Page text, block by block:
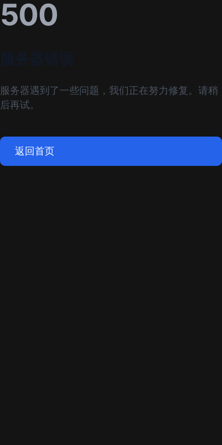
500
服务器遇到了一些问题，我们正在努力修复。请稍
后再试。
返回首页